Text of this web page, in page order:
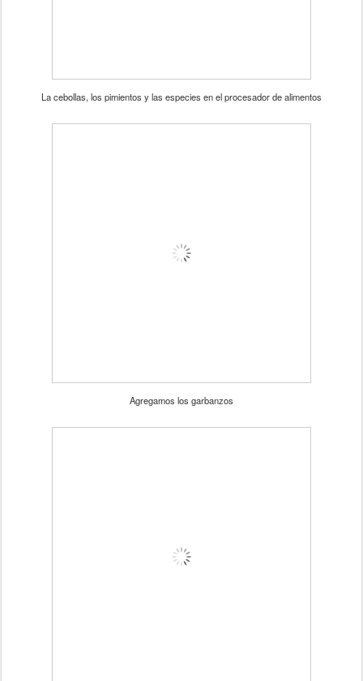
La cebollas, los pimientos y las especies en el procesador de alimentos
Agregamos los garbanzos